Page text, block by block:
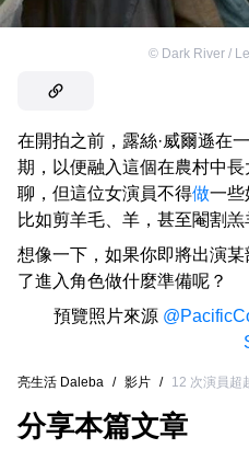
© Dark River /
在開拍之前，露絲·威爾遜在
期，以便融入這個在農村中
聊，但這位女演員不得做一些
比如剪羊毛、羊，甚至閹割羔
想像一下，如果你即將出演
了進入角色做什麼準備呢？
預覽照片來源
亮生活 Daleba / 影片 / 12 次演員超
分享本篇文章